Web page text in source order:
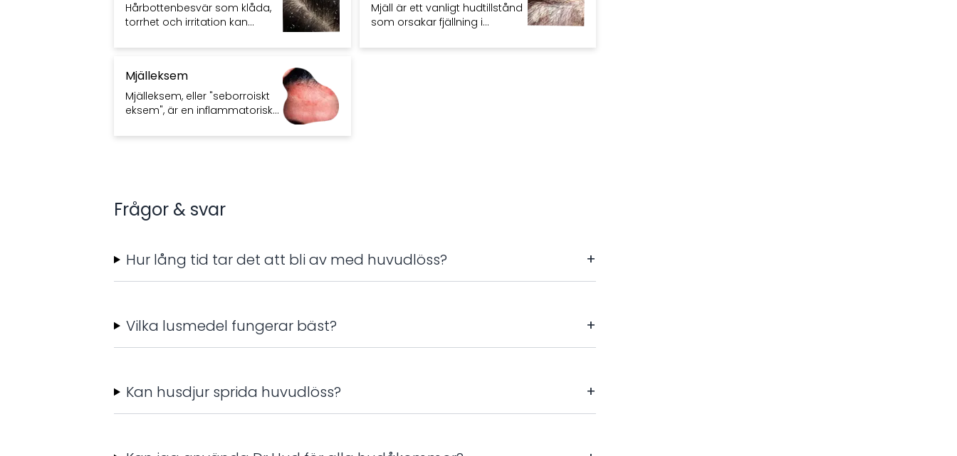
Hårbottenbesvär som klåda,
torrhet och irritation kan
eller överdriven användning
Mjäll är ett vanligt hudtillstånd
som orsakar fjällning i
torr hud, svamp eller irritation.
Mjälleksem
Mjälleksem, eller "seborroiskt
eksem", är en inflammatorisk
fjällande hud där huden är rik i
Frågor & svar
Hur lång tid tar det att bli av med huvudlöss? +
Vilka lusmedel fungerar bäst? +
Kan husdjur sprida huvudlöss? +